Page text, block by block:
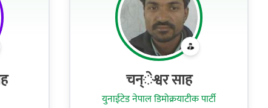
चन्ेश्वर साह
युनाईटेड नेपाल डिमोक्रयाटीक पार्टी